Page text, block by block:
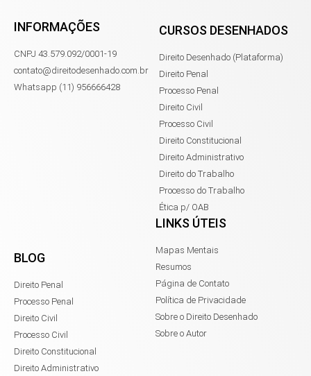
INFORMAÇÕES
CNPJ 43.579.092/0001-19
contato@direitodesenhado.com.br
Whatsapp (11) 956666428
CURSOS DESENHADOS
Direito Desenhado (Plataforma)
Direito Penal
Processo Penal
Direito Civil
Processo Civil
Direito Constitucional
Direito Administrativo
Direito do Trabalho
Processo do Trabalho
Ética p/ OAB
BLOG
Direito Penal
Processo Penal
Direito Civil
Processo Civil
Direito Constitucional
Direito Administrativo
LINKS ÚTEIS
Mapas Mentais
Resumos
Página de Contato
Política de Privacidade
Sobre o Direito Desenhado
Sobre o Autor